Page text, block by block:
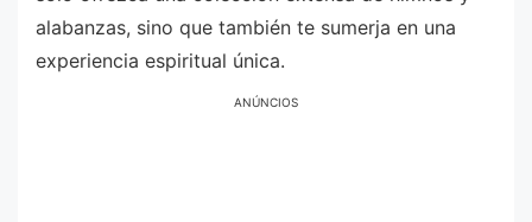
alabanzas, sino que también te sumerja en una
experiencia espiritual única.
ANÚNCIOS